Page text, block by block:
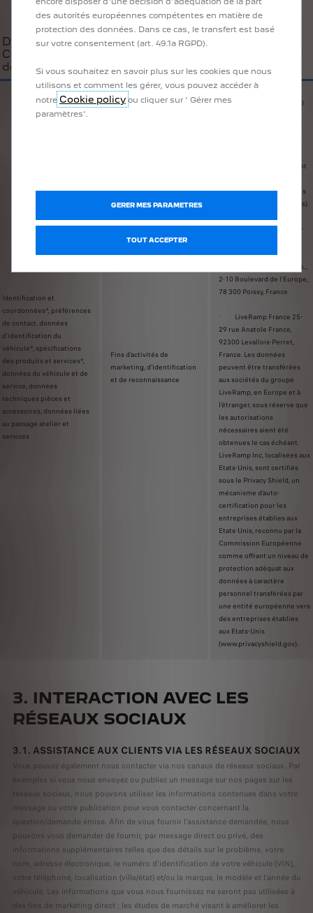
Données /
Catégories de
données
Identification et
coordonnées*, préférences
de contact, données
d'identification du
véhicule*, spécifications
des produits et services*,
données du véhicule et de
service, données
techniques pièces et
accessoires, données liées
au passage atelier et
services
Fins d’activités de
marketing, d’identification
et de reconnaissance
Automobiles Peugeot et
PSA Automobiles SA, 2-10
susmentionnés divulguent
personnel aux prestataires
de services (informatiques)
réalisation des finalités ci-
· PSA Automobiles S.A.,
2-10 Boulevard de l’Europe,
78 300 Poissy, France
· LiveRamp France 25-
29 rue Anatole France,
92300 Levallois-Perret,
France. Les données
peuvent être transférées
aux sociétés du groupe
LiveRamp, en Europe et à
l’étranger, sous réserve que
les autorisations
nécessaires aient été
obtenues le cas échéant.
LiveRamp Inc, localisées aux
Etats-Unis, sont certifiés
sous le Privacy Shield, un
mécanisme d’auto-
certification pour les
entreprises établies aux
Etats-Unis, reconnu par la
Commission Européenne
comme offrant un niveau de
protection adéquat aux
données à caractère
personnel transférées par
une entité européenne vers
des entreprises établies
aux Etats-Unis
(www.privacyshield.gov).
3. INTERACTION AVEC LES
RÉSEAUX SOCIAUX
3.1. ASSISTANCE AUX CLIENTS VIA LES RÉSEAUX SOCIAUX
Vous pouvez également nous contacter via nos canaux de réseaux sociaux. Par
exemples si vous nous envoyez ou publiez un message sur nos pages sur les
réseaux sociaux, nous pouvons utiliser les informations contenues dans votre
message ou votre publication pour vous contacter concernant la
question/demande émise. Afin de vous fournir l'assistance demandée, nous
pouvons vous demander de fournir, par message direct ou privé, des
informations supplémentaires telles que des détails sur le problème, votre
nom, adresse électronique, le numéro d'identification de votre véhicule (VIN),
votre téléphone, localisation (ville/état) et/ou la marque, le modèle et l'année du
véhicule. Les informations que vous nous fournissez ne seront pas utilisées à
des fins de marketing direct ; les études de marché visant à améliorer les
des autorités européennes compétentes en matière de
protection des données. Dans ce cas, le transfert est basé
sur votre consentement (art. 49.1a RGPD).
Si vous souhaitez en savoir plus sur les cookies que nous
utilisons et comment les gérer, vous pouvez accéder à
notre Cookie policy ou cliquer sur ' Gérer mes
paramètres'.
GERER MES PARAMETRES
TOUT ACCEPTER